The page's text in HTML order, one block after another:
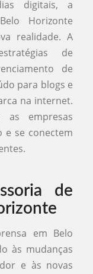
digitais, a
Horizonte
realidade. A
de
de
para blogs e
na internet.
as empresas
e se conectem
de
em Belo
às mudanças
e às novas